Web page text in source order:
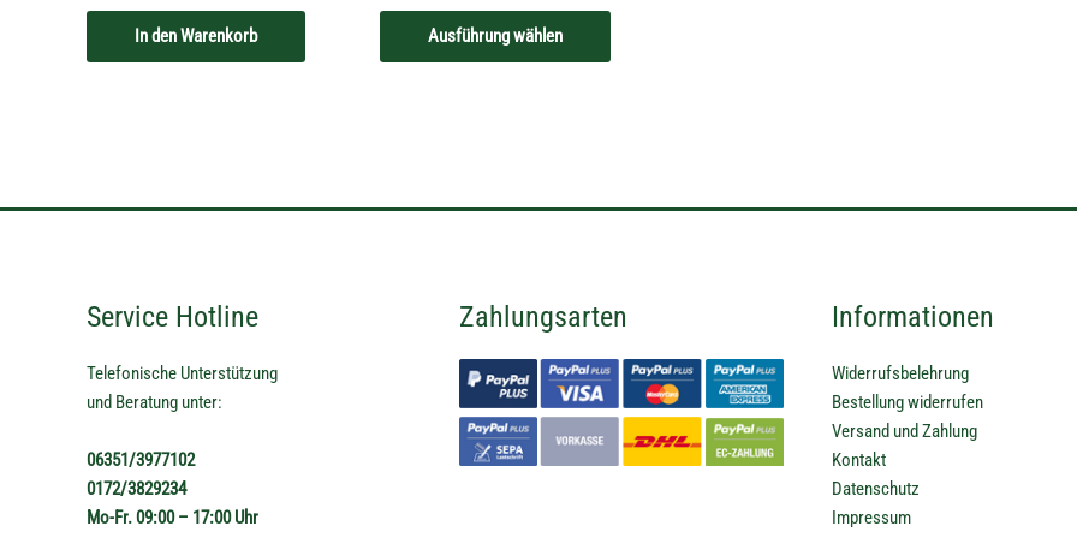
In den Warenkorb Ausführung wählen
Service Hotline
Telefonische Unterstützung
und Beratung unter:
06351/3977102
0172/3829234
Mo-Fr. 09:00 – 17:00 Uhr
Zahlungsarten Informationen
Widerrufsbelehrung
Bestellung widerrufen
Versand und Zahlung
Kontakt
Datenschutz
Impressum